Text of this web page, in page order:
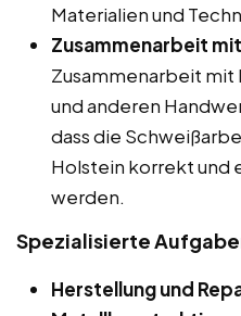
Materialien und
Zusammenarbeit
Zusammenarbeit mit
und anderen
dass die
Holstein korrekt und
werden.
Spezialisierte
Herstellung und